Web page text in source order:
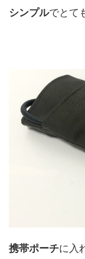
シンプルでとて
携帯ポーチに入